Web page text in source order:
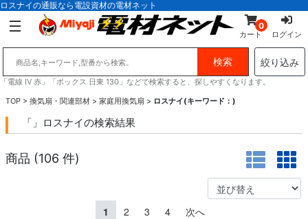
ロスナイの通販なら電設資材の電材ネット
0
カート ログイン
絞り込み
「電線 IV 赤」「ボックス 日東 130」などで検索すると、探しやすくなります。
TOP > 換気扇・関連部材 > 家庭用換気扇 > ロスナイ(キーワード：)
「」ロスナイの検索結果
商品 (106 件)
1 2 3 4 次へ